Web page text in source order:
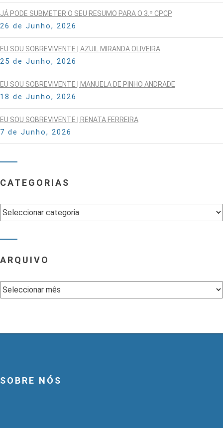
JÁ PODE SUBMETER O SEU RESUMO PARA O 3.º CPCP
26 de Junho, 2026
EU SOU SOBREVIVENTE | AZUIL MIRANDA OLIVEIRA
25 de Junho, 2026
EU SOU SOBREVIVENTE | MANUELA DE PINHO ANDRADE
18 de Junho, 2026
EU SOU SOBREVIVENTE | RENATA FERREIRA
7 de Junho, 2026
CATEGORIAS
Categorias
ARQUIVO
Arquivo
SOBRE NÓS